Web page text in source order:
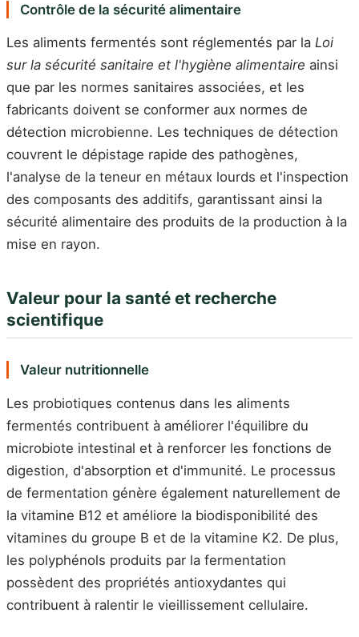
Contrôle de la sécurité alimentaire
Les aliments fermentés sont réglementés par la Loi
sur la sécurité sanitaire et l'hygiène alimentaire ainsi
que par les normes sanitaires associées, et les
fabricants doivent se conformer aux normes de
détection microbienne. Les techniques de détection
couvrent le dépistage rapide des pathogènes,
l'analyse de la teneur en métaux lourds et l'inspection
des composants des additifs, garantissant ainsi la
sécurité alimentaire des produits de la production à la
mise en rayon.
Valeur pour la santé et recherche
scientifique
Valeur nutritionnelle
Les probiotiques contenus dans les aliments
fermentés contribuent à améliorer l'équilibre du
microbiote intestinal et à renforcer les fonctions de
digestion, d'absorption et d'immunité. Le processus
de fermentation génère également naturellement de
la vitamine B12 et améliore la biodisponibilité des
vitamines du groupe B et de la vitamine K2. De plus,
les polyphénols produits par la fermentation
possèdent des propriétés antioxydantes qui
contribuent à ralentir le vieillissement cellulaire.